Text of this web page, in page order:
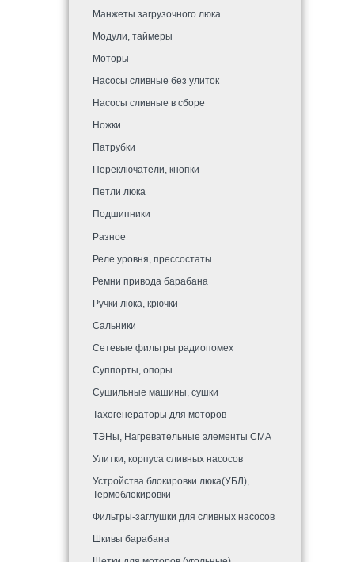
Манжеты загрузочного люка
Модули, таймеры
Моторы
Насосы сливные без улиток
Насосы сливные в сборе
Ножки
Патрубки
Переключатели, кнопки
Петли люка
Подшипники
Разное
Реле уровня, прессостаты
Ремни привода барабана
Ручки люка, крючки
Сальники
Сетевые фильтры радиопомех
Суппорты, опоры
Сушильные машины, сушки
Тахогенераторы для моторов
ТЭНы, Нагревательные элементы СМА
Улитки, корпуса сливных насосов
Устройства блокировки люка(УБЛ),
Термоблокировки
Фильтры-заглушки для сливных насосов
Шкивы барабана